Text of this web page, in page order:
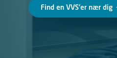
Find en VVS’er nær dig